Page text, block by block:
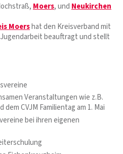
Moers, und Neukirchen
Moershat den Kreisverband mit
beauftragt und stellt
Veranstaltungen wie z.B.
CVJM Familientag am 1. Mai
bei ihren eigenen